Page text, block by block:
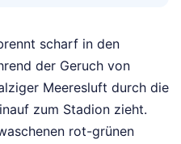
scharf in den
der Geruch von
Meeresluft durch die
zum Stadion zieht.
rot-grünen